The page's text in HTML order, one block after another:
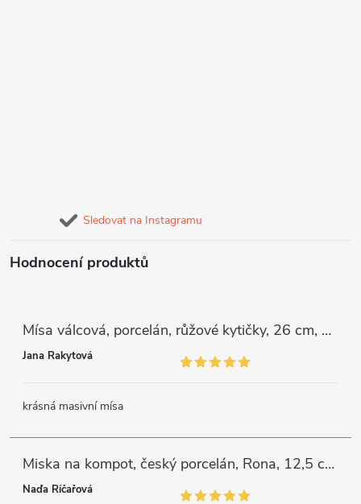
Sledovat na Instagramu
Hodnocení produktů
Mísa válcová, porcelán, růžové kytičky, 26 cm, G. Benedikt
Jana Rakytová
krásná masivní mísa
Miska na kompot, český porcelán, Rona, 12,5 cm, bílý, G. Benedikt
Naďa Říčařová